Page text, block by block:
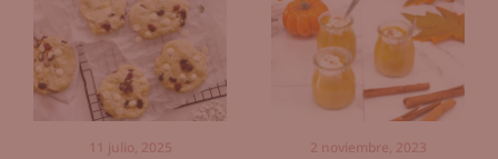
11 julio, 2025 2 noviembre, 2023